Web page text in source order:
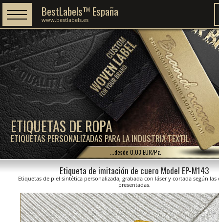
ETIQUETAS DE ROPA
ETIQUETAS PERSONALIZADAS PARA LA INDUSTRIA TEXTIL
BestLabels™ España
www.bestlabels.es
...desde 0,03 EUR/Pz.
Etiqueta de imitación de cuero Model EP-M143
Etiquetas de piel sintética personalizada, grabada con láser y cortada según
presentadas.